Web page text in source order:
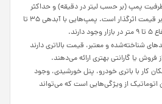
پمپ (بر حسب لیتر در دقیقه) و حداکثر
ارتفاع آبدهی مستقیماً بر قیمت اثرگذار است. پمپ‌هایی با آبدهی ۳۵ تا
شناخته‌شده و معتبر، قیمت بالاتری دارند
یا گارانتی بهتری ارائه می‌دهند.
کار با باتری خودرو، پنل خورشیدی، وجود
اتوماتیک از ویژگی‌هایی است که می‌تواند